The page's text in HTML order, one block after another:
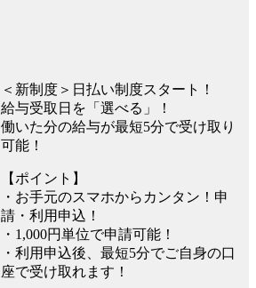
＜新制度＞日払い制度スタート！
給与受取日を「選べる」！
働いた分の給与が最短5分で受け取り
可能！
【ポイント】
・お手元のスマホからカンタン！申
請・利用申込！
・1,000円単位で申請可能！
・利用申込後、最短5分でご自身の口
座で受け取れます！